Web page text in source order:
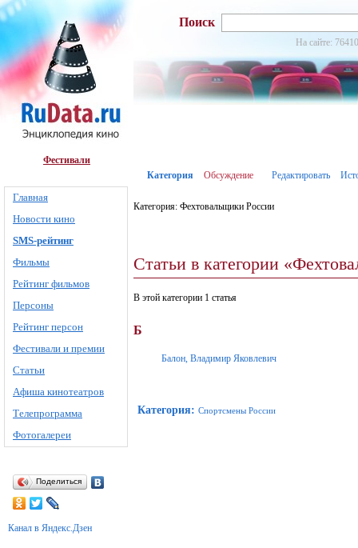
Фестивали
Главная
Новости кино
SMS-рейтинг
Фильмы
Рейтинг фильмов
Персоны
Рейтинг персон
Фестивали и премии
Статьи
Афиша кинотеатров
Телепрограмма
Фотогалереи
Поделиться
Канал в Яндекс.Дзен
Поиск
На сайте:
Категория Обсуждение Редактировать
Категория: Фехтовальщики России
Статьи в категории
В этой категории 1 статья
Б
Балон, Владимир Яковлевич
Категория: Спортсмены России